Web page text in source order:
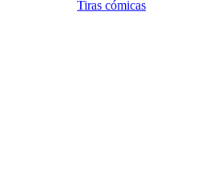
Tiras cómicas